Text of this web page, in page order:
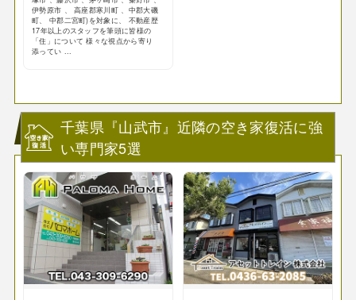
伊勢原市 、 高座郡寒川町 、中郡大磯
町、 中郡二宮町)を対象に、 不動産歴
17年以上のスタッフを筆頭に皆様の
「住」について 様々な視点から寄り
添ってい ...
千葉県『山武市』近隣の空き家復活に強
い専門家5選